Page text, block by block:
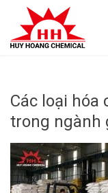
content
Các loại hóa
trong ngành